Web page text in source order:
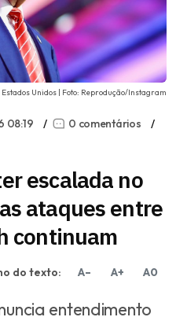
Estados Unidos | Foto: Reprodução/Instagram
08:19
0 comentários
escalada no
ataques entre
continuam
do texto: A– A+ A0
entendimento